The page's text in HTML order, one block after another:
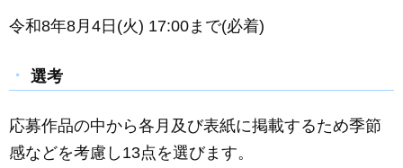
令和8年8月4日(火) 17:00まで(必着)
選考
応募作品の中から各月及び表紙に掲載するため季節
感などを考慮し13点を選びます。